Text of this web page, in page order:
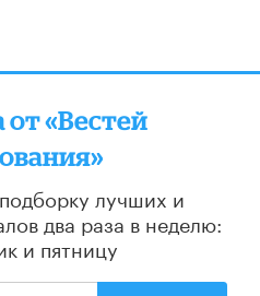
от «Вестей
лучших и
два раза в неделю:
и пятницу